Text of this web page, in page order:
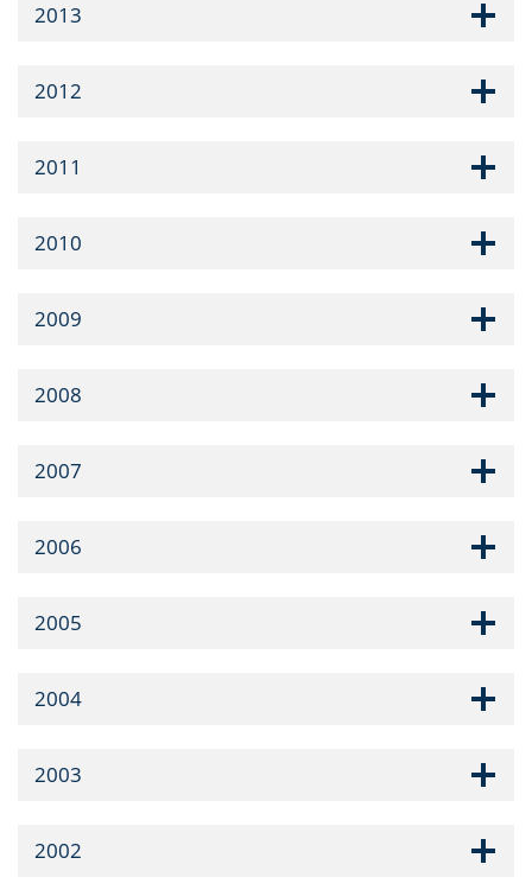
2013
2012
2011
2010
2009
2008
2007
2006
2005
2004
2003
2002